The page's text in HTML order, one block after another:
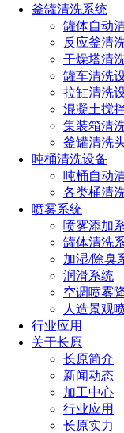
釜罐清洗系统
罐体自动
反应釜清
干燥塔清
罐车清洗
拉缸清洗
混凝土搅
集装箱清
釜罐清洗
吨桶清洗设备
吨桶自动
各类桶清
喷雾系统
喷雾添加
罐体清洗
加湿/除臭
润滑系统
空调喷雾
人造景观
行业应用
关于长原
长原简介
新闻动态
加工中心
行业应用
长原实力
按形状分类，
嘴，椭圆形喷嘴，
业主要用实心和空
业主要用雾化喷嘴
实心锥形喷嘴。
点
如您对长原产品有
或加微信沟通！电
精细雾化
雾化喷嘴
热门文章
喷嘴规格型号
喷嘴的规格和
消防喷头型号
选型技巧）
喷雾器喷头的